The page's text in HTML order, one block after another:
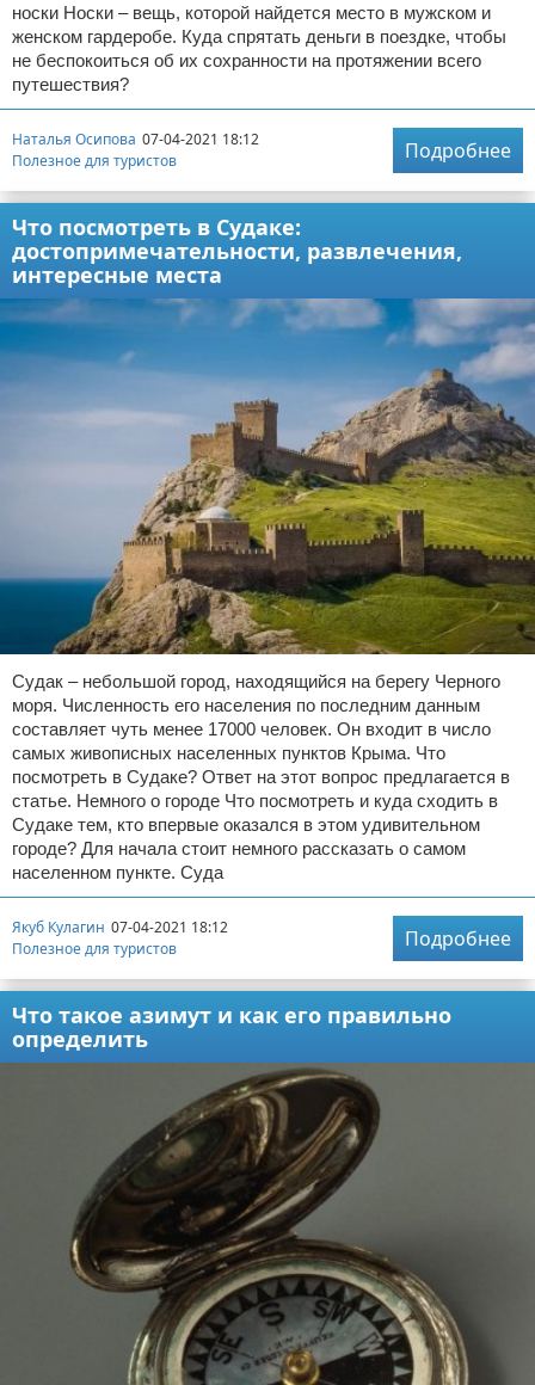
носки Носки – вещь, которой найдется место в мужском и
женском гардеробе. Куда спрятать деньги в поездке, чтобы
не беспокоиться об их сохранности на протяжении всего
путешествия?
Наталья Осипова 07-04-2021 18:12
Полезное для туристов
Подробнее
Что посмотреть в Судаке:
достопримечательности, развлечения,
интересные места
Судак – небольшой город, находящийся на берегу Черного
моря. Численность его населения по последним данным
составляет чуть менее 17000 человек. Он входит в число
самых живописных населенных пунктов Крыма. Что
посмотреть в Судаке? Ответ на этот вопрос предлагается в
статье. Немного о городе Что посмотреть и куда сходить в
Судаке тем, кто впервые оказался в этом удивительном
городе? Для начала стоит немного рассказать о самом
населенном пункте. Суда
Якуб Кулагин 07-04-2021 18:12
Полезное для туристов
Подробнее
Что такое азимут и как его правильно
определить